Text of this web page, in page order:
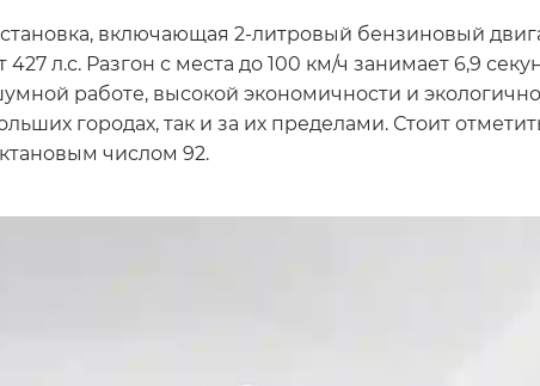
включающая 2-литровый бензиновый
л.с. Разгон с места до 100 км/ч занимает 6,9
работе, высокой экономичности и
городах, так и за их пределами. Стоит
числом 92.